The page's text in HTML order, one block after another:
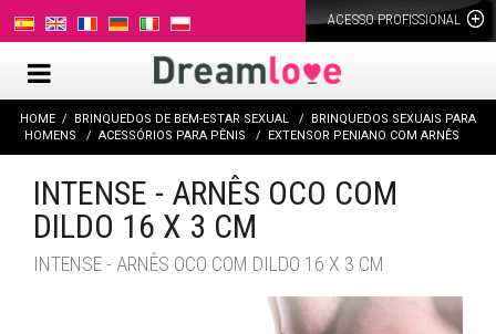
ACESSO PROFISSIONAL
HOME BRINQUEDOS DE BEM-ESTAR SEXUAL
BRINQUEDOS SEXUAIS PARA
HOMENS
ACESSÓRIOS PARA PÊNIS EXTENSOR PENIANO COM ARNÊS
INTENSE - ARNÊS OCO COM
DILDO 16 X 3 CM
INTENSE - ARNÊS OCO COM DILDO 16 X 3 CM